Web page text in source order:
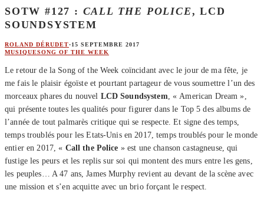
SOTW #127 : CALL THE POLICE, LCD
SOUNDSYSTEM
ROLAND DÉRUDET·15 SEPTEMBRE 2017
MUSIQUESONG OF THE WEEK
Le retour de la Song of the Week coïncidant avec le jour de ma fête, je
me fais le plaisir égoïste et pourtant partageur de vous soumettre l’un des
morceaux phares du nouvel LCD Soundsystem , « American Dream »,
qui présente toutes les qualités pour figurer dans le Top 5 des albums de
l’année de tout palmarès critique qui se respecte. Et signe des temps,
temps troublés pour les Etats-Unis en 2017, temps troublés pour le monde
entier en 2017, « Call the Police » est une chanson castagneuse, qui
fustige les peurs et les replis sur soi qui montent des murs entre les gens,
les peuples… A 47 ans, James Murphy revient au devant de la scène avec
une mission et s’en acquitte avec un brio forçant le respect.